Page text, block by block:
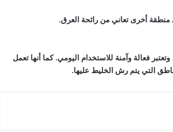
أخرى تعاني من رائحة العرق.
فعالة وآمنة للاستخدام اليومي. كما أنها تعمل
التي يتم رش الخليط عليها.